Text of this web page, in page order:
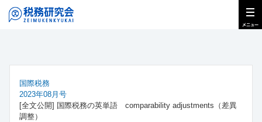
国際税務
2023年08月号
[全文公開] 国際税務の英単語 comparability adjustments（差異
調整）